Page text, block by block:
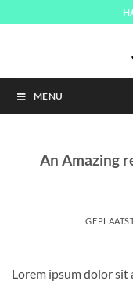
naar
MENU
An Amazing
Lorem ipsum dolor sit